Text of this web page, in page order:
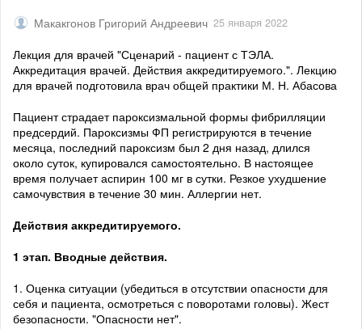
Макакгонов Григорий Андреевич 25 января 2022
Лекция для врачей "Сценарий - пациент с ТЭЛА.
Аккредитация врачей. Действия аккредитируемого.". Лекцию
для врачей подготовила врач общей практики М. Н. Абасова
Пациент страдает пароксизмальной формы фибрилляции
предсердий. Пароксизмы ФП регистрируются в течение
месяца, последний пароксизм был 2 дня назад, длился
около суток, купировался самостоятельно. В настоящее
время получает аспирин 100 мг в сутки. Резкое ухудшение
самочувствия в течение 30 мин. Аллергии нет.
Действия аккредитируемого.
1 этап. Вводные действия.
1. Оценка ситуации (убедиться в отсутствии опасности для
себя и пациента, осмотреться с поворотами головы). Жест
безопасности. "Опасности нет".